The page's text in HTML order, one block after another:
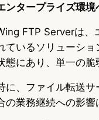
ンタープライズ環境
FTP Serverは、
ているソリューシ
態にあり、単一の脆
に、ファイル転送
の業務継続への影響